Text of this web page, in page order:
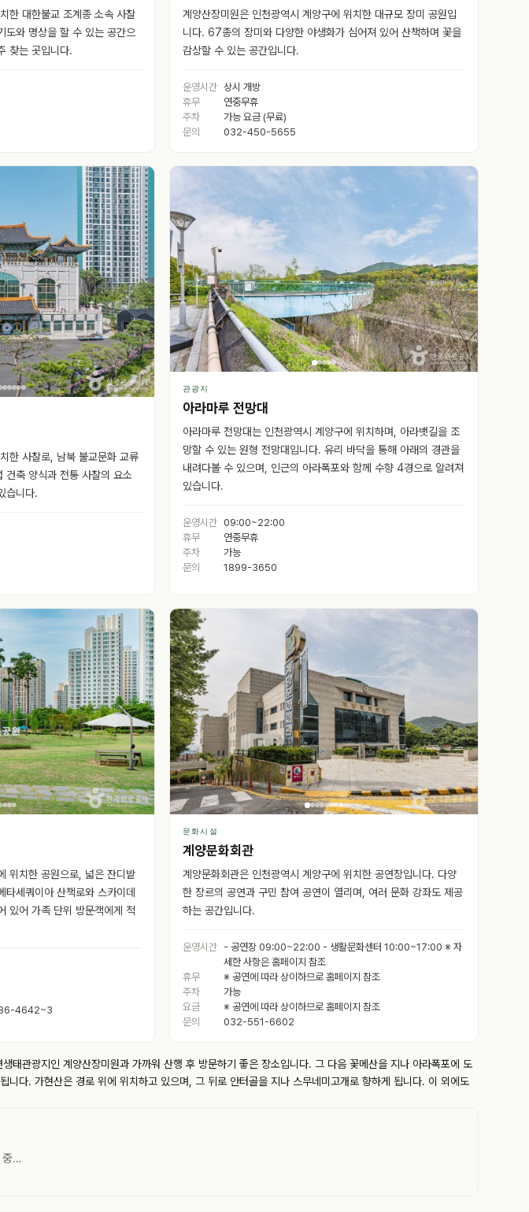
한 대한불교 조계종 소속 사찰
도와 명상을 할 수 있는 공간으
찾는 곳입니다.
계양산장미원은 인천광역시 계양구에 위치한 대규모 장미 공원입
니다. 67종의 장미와 다양한 야생화가 심어져 있어 산책하며 꽃을
감상할 수 있는 공간입니다.
운영시간 상시 개방
휴무
연중무휴
주차
가능 요금 (무료)
문의
032-450-5655
한 사찰로, 남북 불교문화 교류
건축 양식과 전통 사찰의 요소
습니다.
관광지
아라마루 전망대
아라마루 전망대는 인천광역시 계양구에 위치하며, 아라뱃길을 조
망할 수 있는 원형 전망대입니다. 유리 바닥을 통해 아래의 경관을
내려다볼 수 있으며, 인근의 아라폭포와 함께 수향 4경으로 알려져
있습니다.
운영시간 09:00~22:00
휴무
연중무휴
주차
가능
문의
1899-3650
위치한 공원으로, 넓은 잔디밭
타세쿼이아 산책로와 스카이데
있어 가족 단위 방문객에게 적
4642~3
문화시설
계양문화회관
계양문화회관은 인천광역시 계양구에 위치한 공연장입니다. 다양
한 장르의 공연과 구민 참여 공연이 열리며, 여러 문화 강좌도 제공
하는 공간입니다.
운영시간
- 공연장 09:00~22:00 - 생활문화센터 10:00~17:00 ※ 자
세한 사항은 홈페이지 참조
휴무
※ 공연에 따라 상이하므로 홈페이지 참조
주차
가능
요금
※ 공연에 따라 상이하므로 홈페이지 참조
문의
032-551-6602
관광지인 계양산장미원과 가까워 산행 후 방문하기 좋은 장소입니다. 그 다음 꽃메산을 지나 아라폭포에 도
다. 가현산은 경로 위에 위치하고 있으며, 그 뒤로 안터골을 지나 스무네미고개로 향하게 됩니다. 이 외에도
중…